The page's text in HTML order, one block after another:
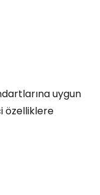
uygun
özelliklere